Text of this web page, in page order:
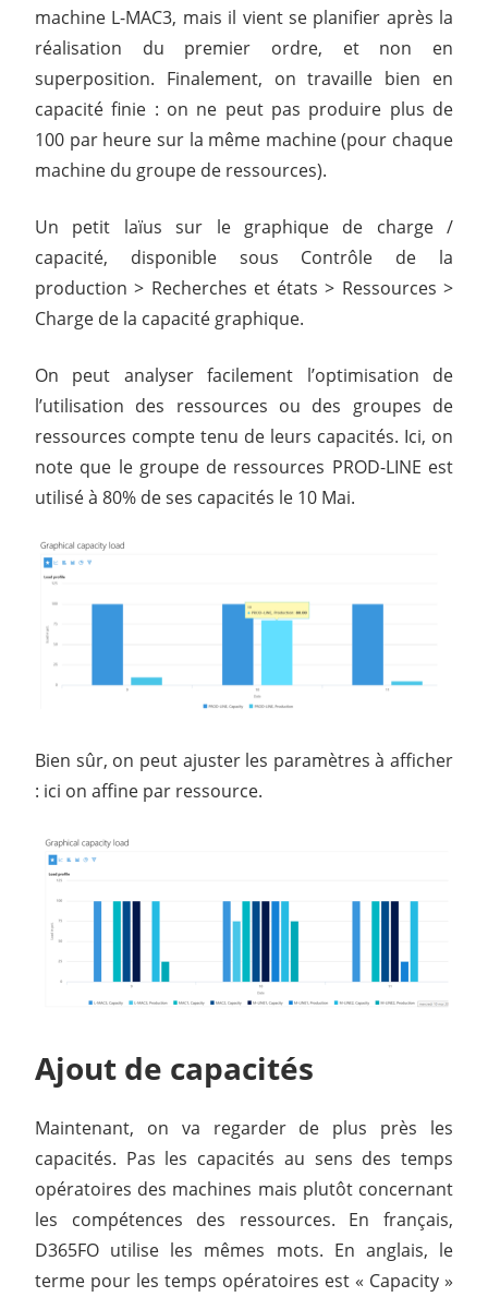
machine L-MAC3, mais il vient se planifier après la
réalisation du premier ordre, et non en
superposition. Finalement, on travaille bien en
capacité finie : on ne peut pas produire plus de
100 par heure sur la même machine (pour chaque
machine du groupe de ressources).
Un petit laïus sur le graphique de charge /
capacité, disponible sous Contrôle de la
production > Recherches et états > Ressources >
Charge de la capacité graphique.
On peut analyser facilement l’optimisation de
l’utilisation des ressources ou des groupes de
ressources compte tenu de leurs capacités. Ici, on
note que le groupe de ressources PROD-LINE est
utilisé à 80% de ses capacités le 10 Mai.
Bien sûr, on peut ajuster les paramètres à afficher
: ici on affine par ressource.
Ajout de capacités
Maintenant, on va regarder de plus près les
capacités. Pas les capacités au sens des temps
opératoires des machines mais plutôt concernant
les compétences des ressources. En français,
D365FO utilise les mêmes mots. En anglais, le
terme pour les temps opératoires est « Capacity »